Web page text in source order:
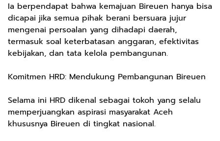
Ia berpendapat bahwa kemajuan Bireuen hanya bisa
dicapai jika semua pihak berani bersuara jujur
mengenai persoalan yang dihadapi daerah,
termasuk soal keterbatasan anggaran, efektivitas
kebijakan, dan tata kelola pembangunan.
Komitmen HRD: Mendukung Pembangunan Bireuen
Selama ini HRD dikenal sebagai tokoh yang selalu
memperjuangkan aspirasi masyarakat Aceh
khususnya Bireuen di tingkat nasional.